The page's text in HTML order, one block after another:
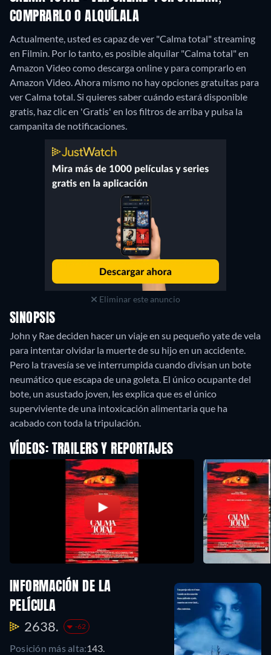
COMPRARLO O ALQUÍLALA
Actualmente, usted es capaz de ver "Calma total" streaming
en Filmin. Por lo tanto, es posible alquilar "Calma total" en
Amazon Video como descarga online y para comprarlo en
Amazon Video.Ahora mismo no hay opciones gratuitas para
ver Calma total. Si quieres saber cuándo estará disponible
gratis, haz clic en 'Gratis' en los filtros de arriba y pulsa la
campanita de notificaciones.
Eliminar este anuncio
SINOPSIS
John y Rae deciden hacer un viaje en su pequeño yate de vela
para intentar olvidar la muerte de su hijo en un accidente.
Pero la travesía se ve interrumpida cuando divisan un bote
neumático que escapa de una goleta. El único ocupante del
bote, un asustado joven, les explica que es el único
superviviente de una intoxicación alimentaria que ha
acabado con toda la tripulación.
VÍDEOS: TRAILERS Y REPORTAJES
INFORMACIÓN DE LA
PELÍCULA
2638. -62
Posición más alta:143.